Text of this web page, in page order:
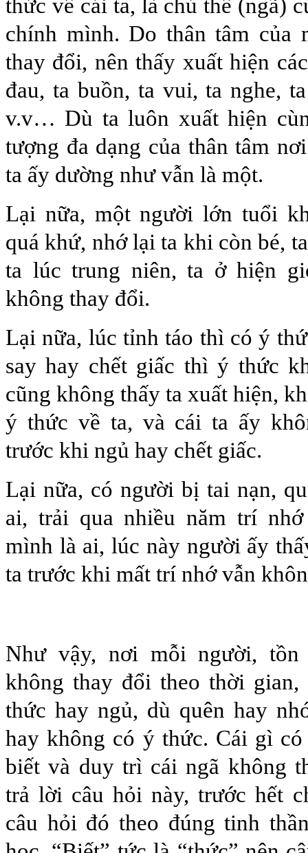
thức về cái ta, là chủ thể (ngã)
chính mình. Do thân tâm của
thay đổi, nên thấy xuất hiện
đau, ta buồn, ta vui, ta nghe,
v.v… Dù ta luôn xuất hiện
tượng đa dạng của thân tâm
ta ấy dường như vẫn là một.
Lại nữa, một người lớn tuổi
quá khứ, nhớ lại ta khi còn bé,
ta lúc trung niên, ta ở hiện
không thay đổi.
Lại nữa, lúc tỉnh táo thì có ý
say hay chết giấc thì ý thức
cũng không thấy ta xuất hiện,
ý thức về ta, và cái ta ấy
trước khi ngủ hay chết giấc.
Lại nữa, có người bị tai nạn,
ai, trải qua nhiều năm trí
mình là ai, lúc này người ấy
ta trước khi mất trí nhớ vẫn
Như vậy, nơi mỗi người,
không thay đổi theo thời
thức hay ngủ, dù quên hay
hay không có ý thức. Cái gì có
biết và duy trì cái ngã không
trả lời câu hỏi này, trước hết
câu hỏi đó theo đúng tinh